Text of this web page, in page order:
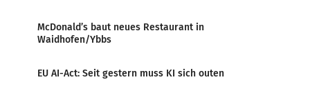
McDonald’s baut neues Restaurant in
Waidhofen/Ybbs
EU AI-Act: Seit gestern muss KI sich outen